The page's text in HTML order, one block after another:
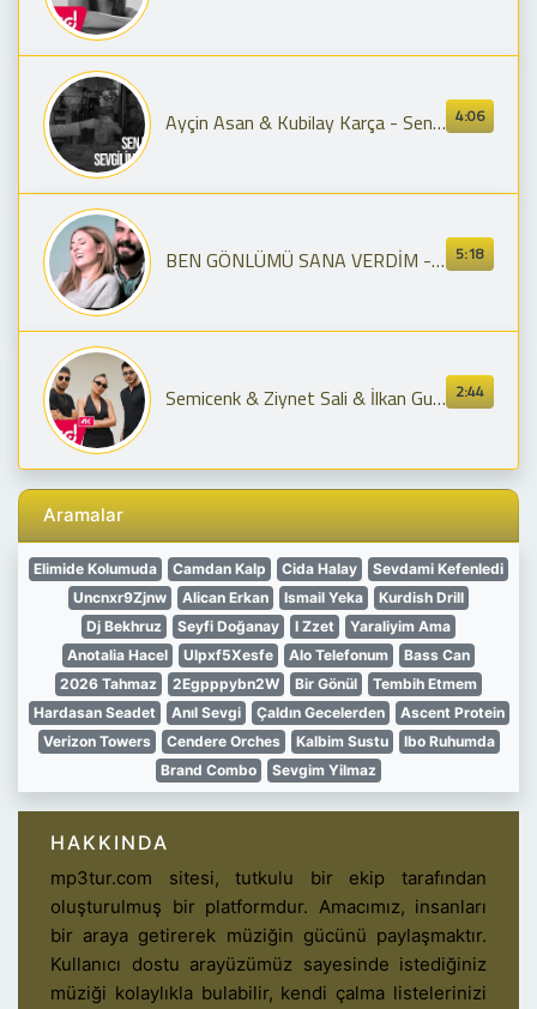
4:06
Ayçin Asan & Kubilay Karça - Sen miydin Sevgilimi Çalan
5:18
BEN GÖNLÜMÜ SANA VERDİM - Muharrem Aslan [Official Video]
2:44
Semicenk & Ziynet Sali & İlkan Gunuc - Bozulmuş Kalbim
Aramalar
Elimide Kolumuda Camdan Kalp Cida Halay
Sevdami Kefenledi
Uncnxr9Zjnw
Alican Erkan Ismail Yeka
Kurdish Drill
Dj Bekhruz
Seyfi Doğanay I Zzet
Yaraliyim Ama
Anotalia Hacel
Ulpxf5Xesfe Alo Telefonum
Bass Can
2026 Tahmaz
2Egpppybn2W Bir Gönül
Tembih Etmem
Hardasan Seadet
Anıl Sevgi Çaldın Gecelerden
Ascent Protein
Verizon Towers
Cendere Orches Kalbim Sustu
Ibo Ruhumda
Brand Combo
Sevgim Yilmaz
HAKKINDA
mp3tur.com sitesi, tutkulu bir ekip tarafından
oluşturulmuş bir platformdur. Amacımız, insanları
bir araya getirerek müziğin gücünü paylaşmaktır.
Kullanıcı dostu arayüzümüz sayesinde istediğiniz
müziği kolaylıkla bulabilir, kendi çalma listelerinizi